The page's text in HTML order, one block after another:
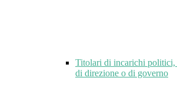
Titolari di incarichi politici,
di direzione o di governo